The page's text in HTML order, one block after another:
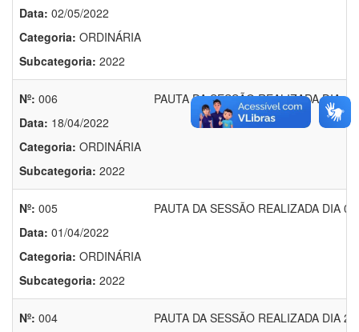
Data: 02/05/2022
Categoria: ORDINÁRIA
Subcategoria: 2022
Nº: 006
Data: 18/04/2022
Categoria: ORDINÁRIA
Subcategoria: 2022
PAUTA DA SESSÃO REALIZADA DIA
Nº: 005
Data: 01/04/2022
Categoria: ORDINÁRIA
Subcategoria: 2022
PAUTA DA SESSÃO REALIZADA DIA
Nº: 004
PAUTA DA SESSÃO REALIZADA DIA